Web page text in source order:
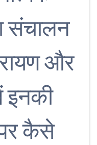
संचालन
और
इनकी
पर कैसे